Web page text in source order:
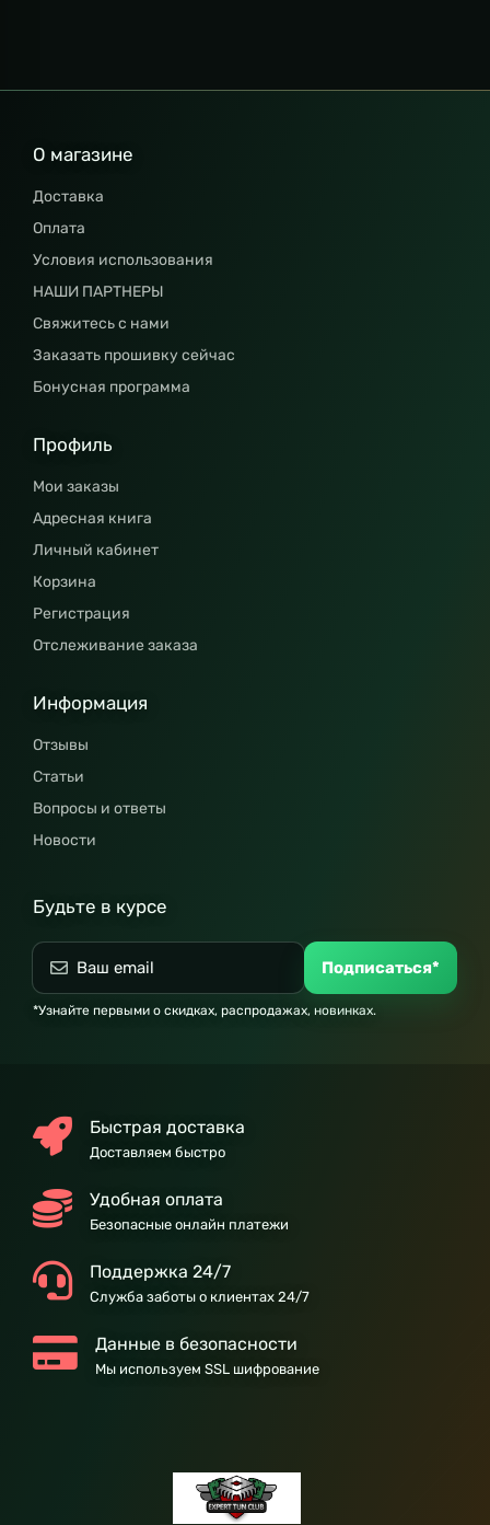
О магазине
Доставка
Оплата
Условия использования
НАШИ ПАРТНЕРЫ
Свяжитесь с нами
Заказать прошивку сейчас
Бонусная программа
Профиль
Мои заказы
Адресная книга
Личный кабинет
Корзина
Регистрация
Отслеживание заказа
Информация
Отзывы
Статьи
Вопросы и ответы
Новости
Будьте в курсе
Подписаться*
*Узнайте первыми о скидках, распродажах, новинках.
Быстрая доставка
Доставляем быстро
Удобная оплата
Безопасные онлайн платежи
Поддержка 24/7
Служба заботы о клиентах 24/7
Данные в безопасности
Мы используем SSL шифрование